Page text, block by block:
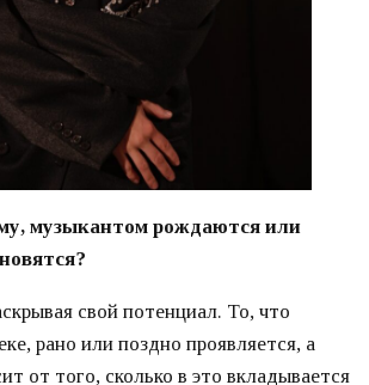
музыкантом рождаются или
свой потенциал. То, что
рано или поздно проявляется, а
от того, сколько в это вкладывается